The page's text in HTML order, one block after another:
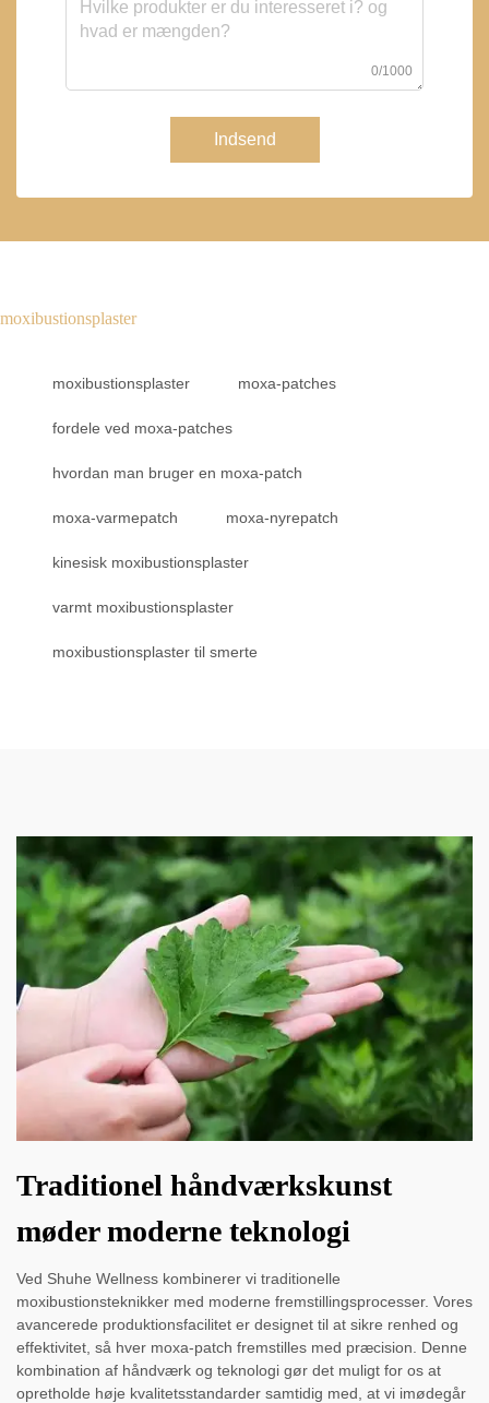
0/1000
Indsend
moxibustionsplaster
moxibustionsplaster moxa-patches
fordele ved moxa-patches
hvordan man bruger en moxa-patch
moxa-varmepatch moxa-nyrepatch
kinesisk moxibustionsplaster
varmt moxibustionsplaster
moxibustionsplaster til smerte
Traditionel håndværkskunst
møder moderne teknologi
Ved Shuhe Wellness kombinerer vi traditionelle
moxibustionsteknikker med moderne fremstillingsprocesser. Vores
avancerede produktionsfacilitet er designet til at sikre renhed og
effektivitet, så hver moxa-patch fremstilles med præcision. Denne
kombination af håndværk og teknologi gør det muligt for os at
opretholde høje kvalitetsstandarder samtidig med, at vi imødegår